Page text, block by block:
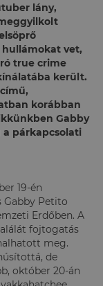
lány,
vet,
true crime
került.
korábban
Gabby
párkapcsolati
19-én
Gabby Petito
Erdőben. A
fojtogatás
meg.
de
október 20-án